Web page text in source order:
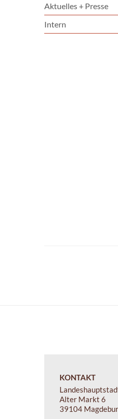
Aktuelles + Presse
Intern
KONTAKT
Alter Markt 6
39104